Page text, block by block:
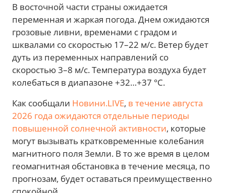
В восточной части страны ожидается
переменная и жаркая погода. Днем ожидаются
грозовые ливни, временами с градом и
шквалами со скоростью 17–22 м/с. Ветер будет
дуть из переменных направлений со
скоростью 3–8 м/с. Температура воздуха будет
колебаться в диапазоне +32…+37 °С.
Как сообщали Новини.LIVE, в течение августа
2026 года ожидаются отдельные периоды
повышенной солнечной активности, которые
могут вызывать кратковременные колебания
магнитного поля Земли. В то же время в целом
геомагнитная обстановка в течение месяца, по
прогнозам, будет оставаться преимущественно